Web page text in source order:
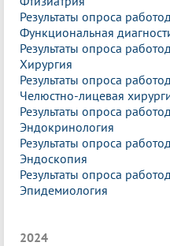
Результаты опроса
Функциональная
Результаты опроса
Хирургия
Результаты опроса
Челюстно-лицевая
Результаты опроса
Эндокринология
Результаты опроса
Эндоскопия
Результаты опроса
Эпидемиология
2024